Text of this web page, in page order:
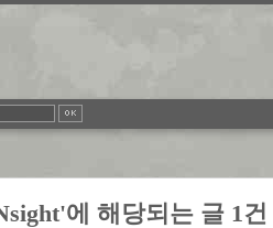
에 해당되는 글 1건